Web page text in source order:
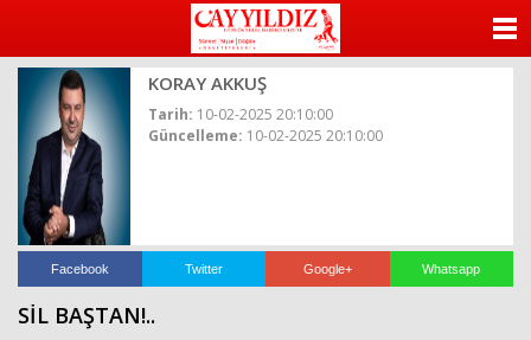
KORAY AKKUŞ
Tarih: 10-02-2025 20:10:00
Güncelleme: 10-02-2025 20:10:00
Facebook Twitter Google+ Whatsapp
SİL BAŞTAN!..
YAZARLAR